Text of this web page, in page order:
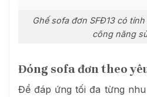
Ghế sofa đơn SFĐ13 có
công năng
Đóng sofa đơn theo
Để đáp ứng tối đa từng